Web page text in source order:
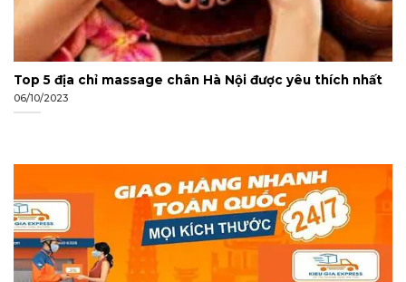
Top 5 địa chỉ massage chân Hà Nội được yêu thích nhất
06/10/2023